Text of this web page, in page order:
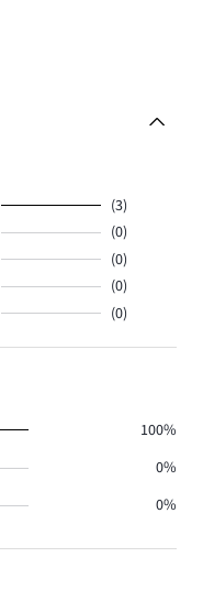
(3)
(0)
(0)
(0)
(0)
100%
0%
0%